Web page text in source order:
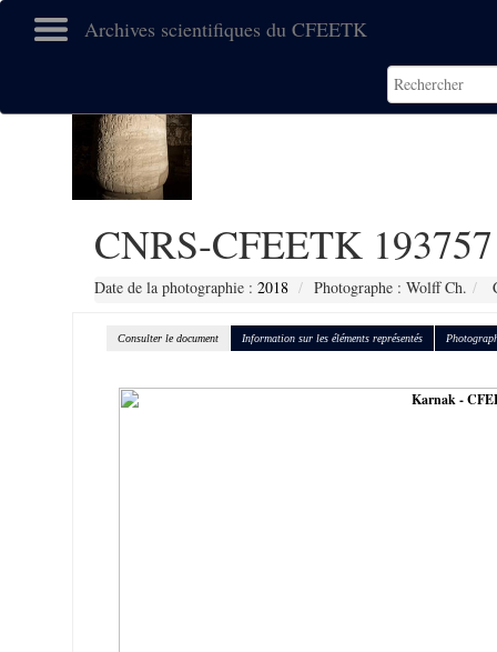
Archives scientifiques du CFEETK
CNRS-CFEETK 193757
Date de la photographie : 2018 Photographe : Wolff Ch.
Consulter le document Information sur les éléments représentés